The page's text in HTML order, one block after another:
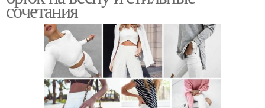
сочетания